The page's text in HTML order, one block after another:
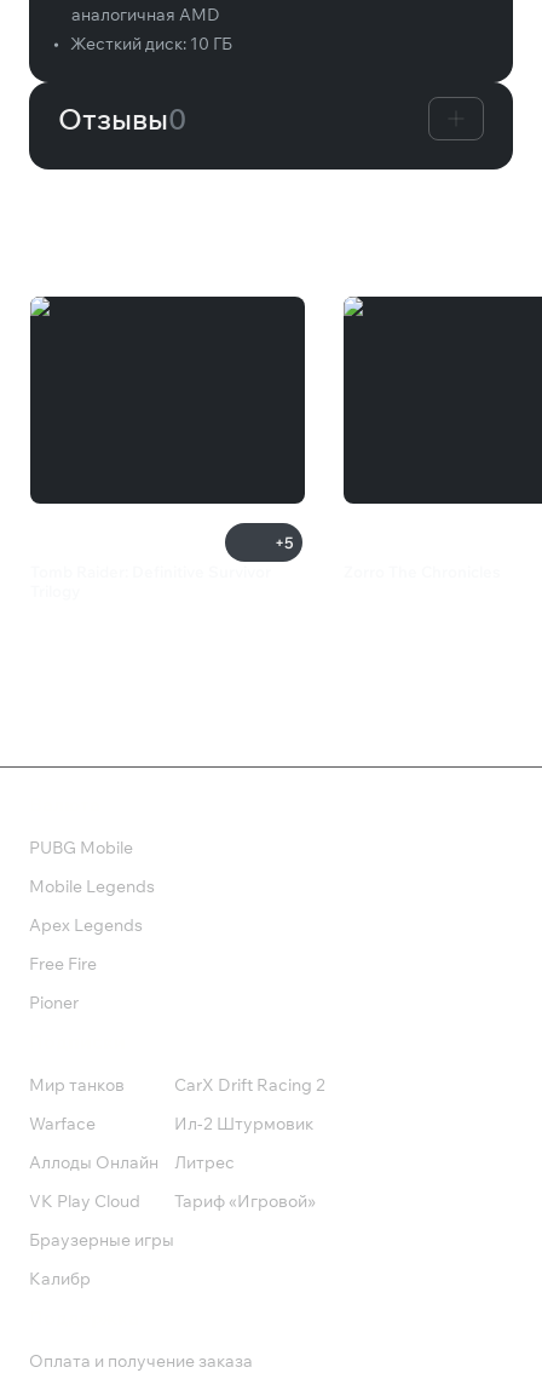
аналогичная AMD
•
Жесткий диск: 10 ГБ
Отзывы0
+5
PUBG Mobile
Mobile Legends
Apex Legends
Free Fire
Pioner
Мир танков
Warface
Аллоды Онлайн
VK Play Cloud
Браузерные игры
Калибр
CarX Drift Racing 2
Ил-2 Штурмовик
Литрес
Тариф «Игровой»
Оплата и получение заказа